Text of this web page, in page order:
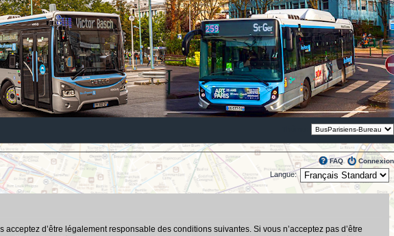
FAQ Connexion
Langue:
acceptez d’être légalement responsable des conditions suivantes. Si vous n’acceptez pas d’être